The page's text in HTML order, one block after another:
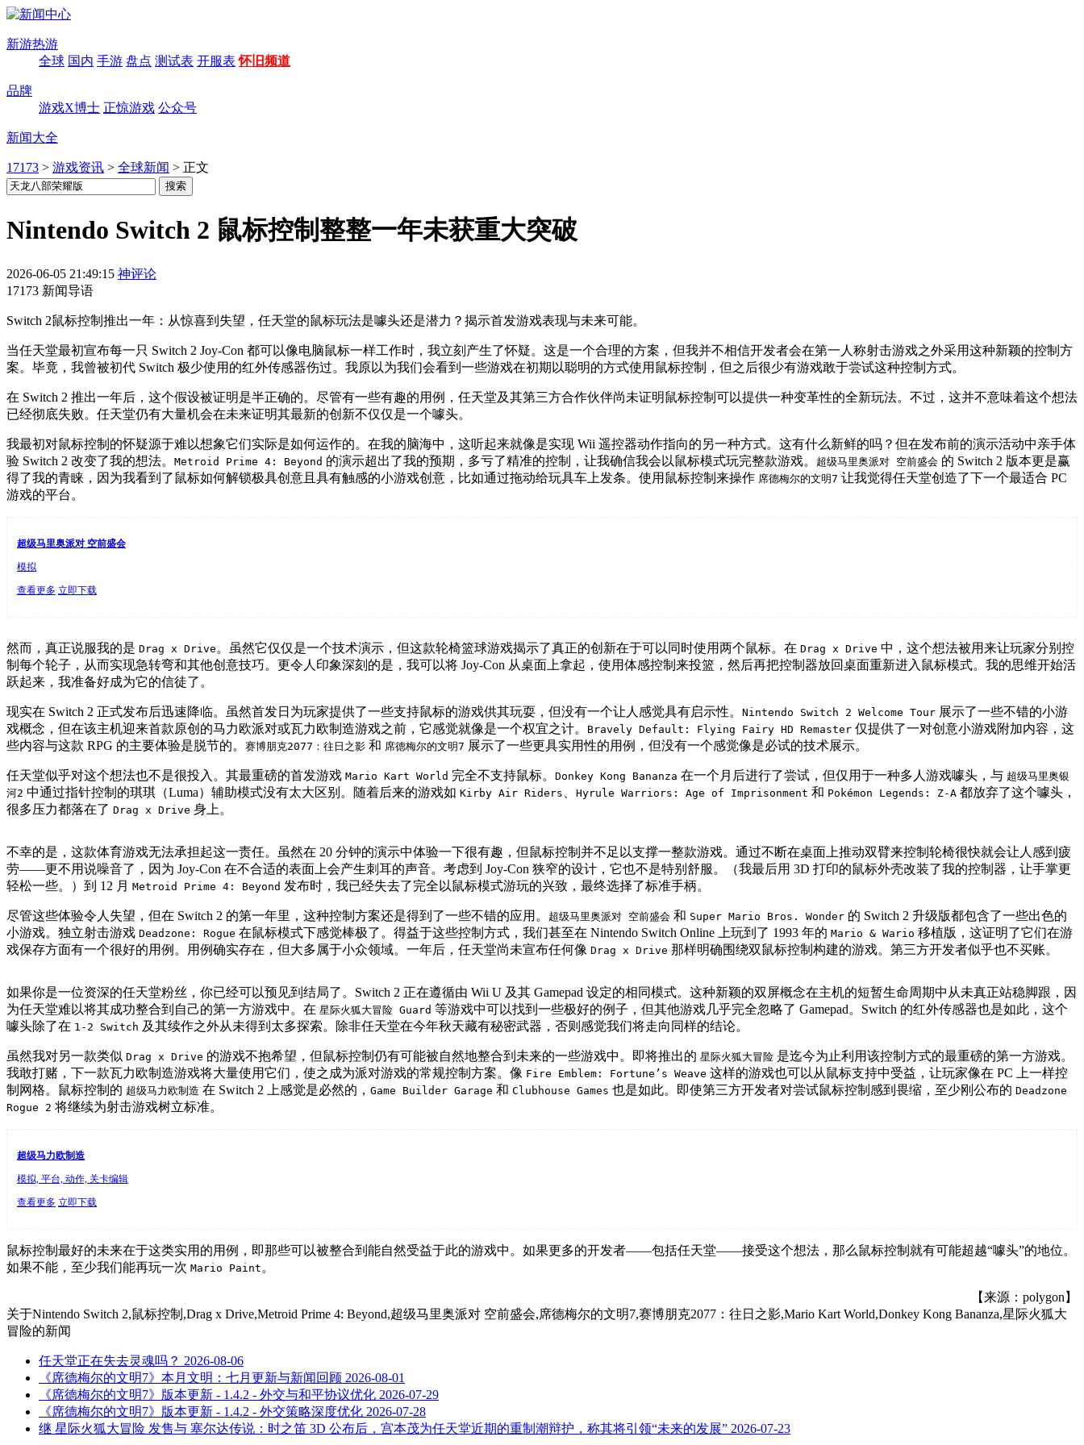
新游热游
全球 国内 手游 盘点 测试表 开服表 怀旧频道
品牌
游戏X博士 正惊游戏 公众号
新闻大全
17173 > 游戏资讯 > 全球新闻 > 正文
Nintendo Switch 2 鼠标控制整整一年未获重大突破
2026-06-05 21:49:15 神评论
17173 新闻导语
Switch 2鼠标控制推出一年：从惊喜到失望，任天堂的鼠标玩法是噱头还是潜力？揭示首发游戏表现与未来可能。
当任天堂最初宣布每一只 Switch 2 Joy-Con 都可以像电脑鼠标一样工作时，我立刻产生了怀疑。这是一个合理的方案，但我并不相信开发者会在第一人称射击游戏之外采用这种新颖的控制方
案。毕竟，我曾被初代 Switch 极少使用的红外传感器伤过。我原以为我们会看到一些游戏在初期以聪明的方式使用鼠标控制，但之后很少有游戏敢于尝试这种控制方式。
在 Switch 2 推出一年后，这个假设被证明是半正确的。尽管有一些有趣的用例，任天堂及其第三方合作伙伴尚未证明鼠标控制可以提供一种变革性的全新玩法。不过，这并不意味着这个想法
已经彻底失败。任天堂仍有大量机会在未来证明其最新的创新不仅仅是一个噱头。
我最初对鼠标控制的怀疑源于难以想象它们实际是如何运作的。在我的脑海中，这听起来就像是实现 Wii 遥控器动作指向的另一种方式。这有什么新鲜的吗？但在发布前的演示活动中亲手体
验 Switch 2 改变了我的想法。 Metroid Prime 4: Beyond 的演示超出了我的预期，多亏了精准的控制，让我确信我会以鼠标模式玩完整款游戏。 超级马里奥派对 空前盛会 的 Switch 2 版本更是赢
得了我的青睐，因为我看到了鼠标如何解锁极具创意且具有触感的小游戏创意，比如通过拖动给玩具车上发条。使用鼠标控制来操作 席德梅尔的文明7 让我觉得任天堂创造了下一个最适合 PC
游戏的平台。
超级马里奥派对 空前盛会
模拟
查看更多 立即下载
然而，真正说服我的是 Drag x Drive 。虽然它仅仅是一个技术演示，但这款轮椅篮球游戏揭示了真正的创新在于可以同时使用两个鼠标。在 Drag x Drive 中，这个想法被用来让玩家分别控
制每个轮子，从而实现急转弯和其他创意技巧。更令人印象深刻的是，我可以将 Joy-Con 从桌面上拿起，使用体感控制来投篮，然后再把控制器放回桌面重新进入鼠标模式。我的思维开始活
跃起来，我准备好成为它的信徒了。
现实在 Switch 2 正式发布后迅速降临。虽然首发日为玩家提供了一些支持鼠标的游戏供其玩耍，但没有一个让人感觉具有启示性。 Nintendo Switch 2 Welcome Tour 展示了一些不错的小游
戏概念，但在该主机迎来首款原创的马力欧派对或瓦力欧制造游戏之前，它感觉就像是一个权宜之计。
Bravely Default: Flying Fairy HD Remaster 仅提供了一对创意小游戏附加内容，这
些内容与这款 RPG 的主要体验是脱节的。 赛博朋克2077：往日之影 和 席德梅尔的文明7 展示了一些更具实用性的用例，但没有一个感觉像是必试的技术展示。
任天堂似乎对这个想法也不是很投入。其最重磅的首发游戏 Mario Kart World 完全不支持鼠标。 Donkey Kong Bananza 在一个月后进行了尝试，但仅用于一种多人游戏噱头，与 超级马里奥银
河2 中通过指针控制的琪琪（Luma）辅助模式没有太大区别。随着后来的游戏如 Kirby Air Riders Hyrule Warriors: Age of Imprisonment 和 Pokémon Legends: Z-A 都放弃了这个噱头，
很多压力都落在了 Drag x Drive 身上。
不幸的是，这款体育游戏无法承担起这一责任。虽然在 20 分钟的演示中体验一下很有趣，但鼠标控制并不足以支撑一整款游戏。通过不断在桌面上推动双臂来控制轮椅很快就会让人感到疲
劳——更不用说噪音了，因为 Joy-Con 在不合适的表面上会产生刺耳的声音。考虑到 Joy-Con 狭窄的设计，它也不是特别舒服。（我最后用 3D 打印的鼠标外壳改装了我的控制器，让手掌更
轻松一些。）到 12 月 Metroid Prime 4: Beyond 发布时，我已经失去了完全以鼠标模式游玩的兴致，最终选择了标准手柄。
尽管这些体验令人失望，但在 Switch 2 的第一年里，这种控制方案还是得到了一些不错的应用。 超级马里奥派对 空前盛会 和 Super Mario Bros. Wonder 的 Switch 2 升级版都包含了一些出色的
小游戏。独立射击游戏 Deadzone: Rogue 在鼠标模式下感觉棒极了。得益于这些控制方式，我们甚至在 Nintendo Switch Online 上玩到了 1993 年的 Mario & Wario 移植版，这证明了它们在游
戏保存方面有一个很好的用例。用例确实存在，但大多属于小众领域。一年后，任天堂尚未宣布任何像 Drag x Drive 那样明确围绕双鼠标控制构建的游戏。第三方开发者似乎也不买账。
如果你是一位资深的任天堂粉丝，你已经可以预见到结局了。Switch 2 正在遵循由 Wii U 及其 Gamepad 设定的相同模式。这种新颖的双屏概念在主机的短暂生命周期中从未真正站稳脚跟，因
为任天堂难以将其成功整合到自己的第一方游戏中。在 星际火狐大冒险 Guard 等游戏中可以找到一些极好的例子，但其他游戏几乎完全忽略了 Gamepad。Switch 的红外传感器也是如此，这个
噱头除了在 1-2 Switch 及其续作之外从未得到太多探索。除非任天堂在今年秋天藏有秘密武器，否则感觉我们将走向同样的结论。
虽然我对另一款类似 Drag x Drive 的游戏不抱希望，但鼠标控制仍有可能被自然地整合到未来的一些游戏中。即将推出的 星际火狐大冒险 是迄今为止利用该控制方式的最重磅的第一方游戏。
我敢打赌，下一款瓦力欧制造游戏将大量使用它们，使之成为派对游戏的常规控制方案。像 Fire Emblem: Fortune’s Weave 这样的游戏也可以从鼠标支持中受益，让玩家像在 PC 上一样控
制网格。鼠标控制的 超级马力欧制造 在 Switch 2 上感觉是必然的， Game Builder Garage 和 Clubhouse Games 也是如此。即使第三方开发者对尝试鼠标控制感到畏缩，至少刚公布的 Deadzone
Rogue 2 将继续为射击游戏树立标准。
超级马力欧制造
模拟, 平台, 动作, 关卡编辑
查看更多 立即下载
鼠标控制最好的未来在于这类实用的用例，即那些可以被整合到能自然受益于此的游戏中。如果更多的开发者——包括任天堂——接受这个想法，那么鼠标控制就有可能超越“噱头”的地位。
如果不能，至少我们能再玩一次 Mario Paint 。
【来源：polygon】
关于Nintendo Switch 2,鼠标控制,Drag x Drive,Metroid Prime 4: Beyond,超级马里奥派对 空前盛会,席德梅尔的文明7,赛博朋克2077：往日之影,Mario Kart World,Donkey Kong Bananza,星际火狐大
冒险的新闻
任天堂正在失去灵魂吗？ 2026-08-06
《席德梅尔的文明7》本月文明：七月更新与新闻回顾 2026-08-01
《席德梅尔的文明7》版本更新 - 1.4.2 - 外交与和平协议优化 2026-07-29
《席德梅尔的文明7》版本更新 - 1.4.2 - 外交策略深度优化 2026-07-28
继 星际火狐大冒险 发售与 塞尔达传说：时之笛 3D 公布后，宫本茂为任天堂近期的重制潮辩护，称其将引领“未来的发展” 2026-07-23